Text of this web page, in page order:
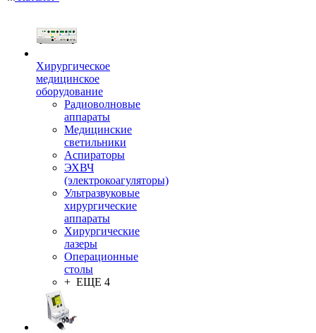
Хирургическое
медицинское
оборудование
Радиоволновые
аппараты
Медицинские
светильники
Аспираторы
ЭХВЧ
(электрокоагуляторы)
Ультразвуковые
хирургические
аппараты
Хирургические
лазеры
Операционные
столы
+ ЕЩЕ 4